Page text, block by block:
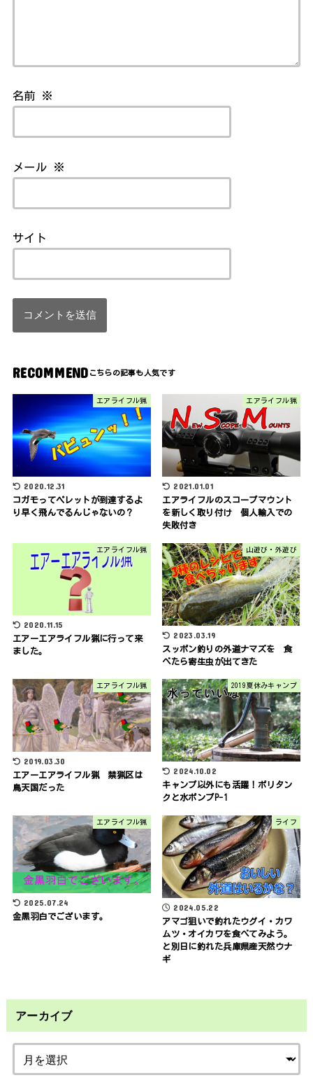
名前 ※
メール ※
サイト
RECOMMEND
エアライフル猟
2020.12.31
コガモってペレットが到達するよ
り早く飛んでるんじゃないの？
エアライフル猟
2021.01.01
エアライフルのスコープマウント
を新しく取り付け 個人輸入での
失敗付き
エアライフル猟
2020.11.15
エアーエアライフル猟に行って来
ました。
山遊び・外遊び
2023.03.19
スッポン釣りの外道ナマズを 食
べたら寄生虫が出てきた
エアライフル猟
2019.03.30
エアーエアライフル猟 禁猟区は
鳥天国だった
2019夏休みキャンプ
2024.10.02
キャンプ以外にも活躍！ポリタン
クと水ポンプP-1
エアライフル猟
2025.07.24
金黒羽白でございます。
ライフ
2024.05.22
アマゴ狙いで釣れたウグイ・カワ
ムツ・オイカワを食べてみよう。
と別日に釣れた兵庫県産天然ウナ
ギ
アーカイブ